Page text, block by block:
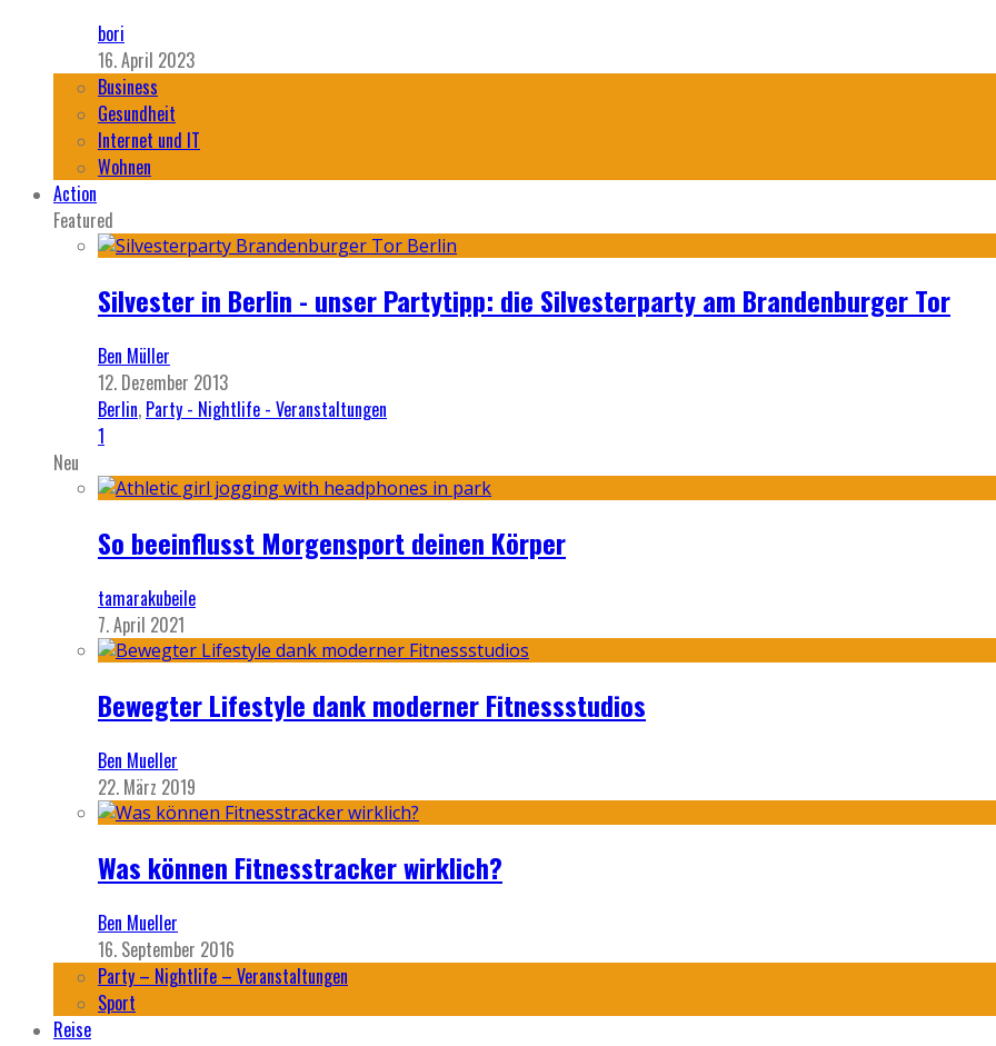
bori
16. April 2023
Business
Gesundheit
Internet und IT
Wohnen
Action
Featured
Silvester in Berlin - unser Partytipp: die Silvesterparty am Brandenburger Tor
Ben Müller
12. Dezember 2013
Berlin, Party - Nightlife - Veranstaltungen
1
Neu
So beeinflusst Morgensport deinen Körper
tamarakubeile
7. April 2021
Bewegter Lifestyle dank moderner Fitnessstudios
Ben Mueller
22. März 2019
Was können Fitnesstracker wirklich?
Ben Mueller
16. September 2016
Party – Nightlife – Veranstaltungen
Sport
Reise